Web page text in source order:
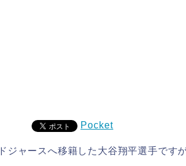
Pocket
ドジャースへ移籍した大谷翔平選手です